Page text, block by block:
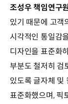
조성우 책임연구
있기 때문에 고객
시각적인 통일감
디자인을 표준화
부분도 철저히 검
있도록 글자체 및
표준화했으며, 픽